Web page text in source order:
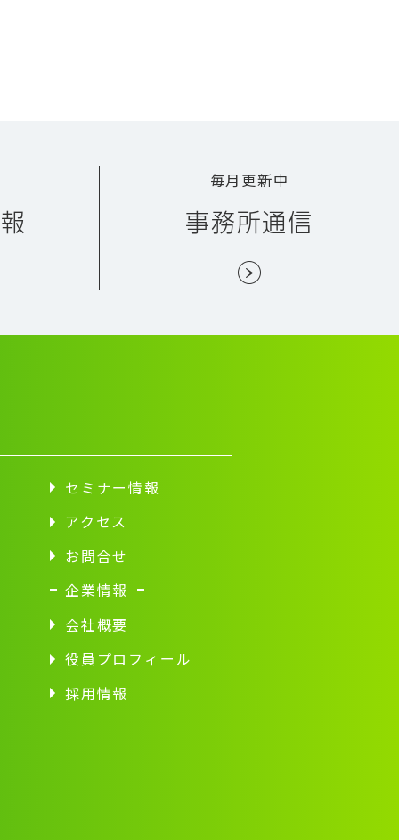
毎月更新中
事務所通信
セミナー情報
アクセス
お問合せ
企業情報
会社概要
役員プロフィール
採用情報